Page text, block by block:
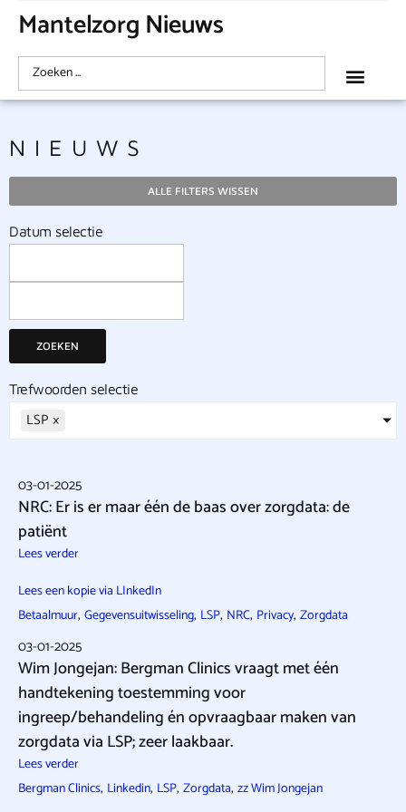
Mantelzorg Nieuws
NIEUWS
ALLE FILTERS WISSEN
Datum selectie
ZOEKEN
Trefwoorden selectie
LSP ×
03-01-2025
NRC: Er is er maar één de baas over zorgdata: de
patiënt
Lees verder
Lees een kopie via LInkedIn
Betaalmuur, Gegevensuitwisseling, LSP, NRC, Privacy, Zorgdata
03-01-2025
Wim Jongejan: Bergman Clinics vraagt met één
handtekening toestemming voor
ingreep/behandeling én opvraagbaar maken van
zorgdata via LSP; zeer laakbaar.
Lees verder
Bergman Clinics, Linkedin, LSP, Zorgdata, zz Wim Jongejan